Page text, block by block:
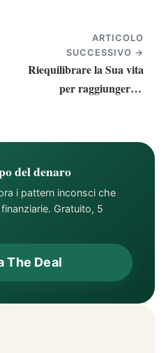
ARTICOLO
SUCCESSIVO →
Riequilibrare la Sua vita
per raggiungere il
del denaro
i pattern inconsci che
Gratuito, 5
The Deal